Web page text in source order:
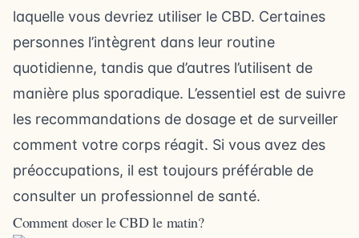
laquelle vous devriez utiliser le CBD. Certaines
personnes l’intègrent dans leur routine
quotidienne, tandis que d’autres l’utilisent de
manière plus sporadique. L’essentiel est de suivre
les recommandations de dosage et de surveiller
comment votre corps réagit. Si vous avez des
préoccupations, il est toujours préférable de
consulter un professionnel de santé.
Comment doser le CBD le matin?